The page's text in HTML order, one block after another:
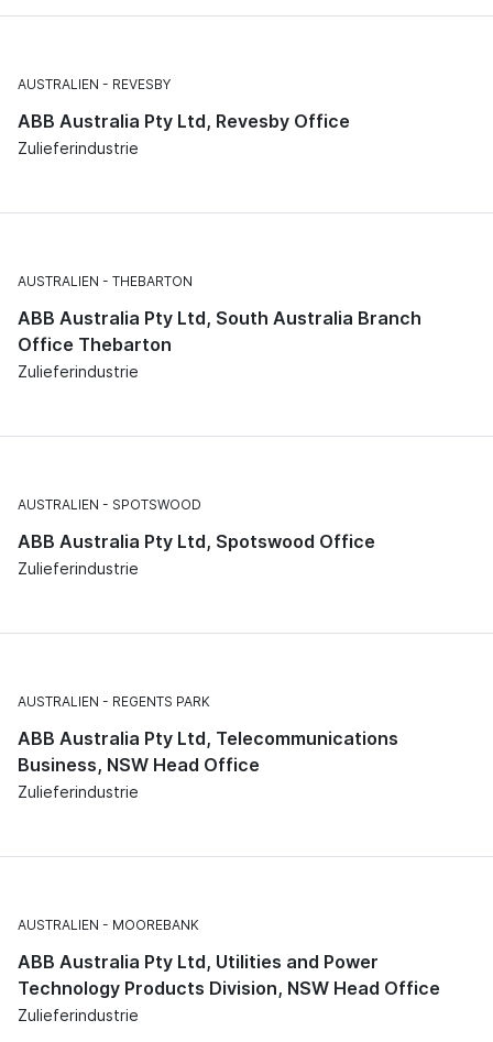
AUSTRALIEN REVESBY
ABB Australia Pty Ltd, Revesby Office
Zulieferindustrie
AUSTRALIEN THEBARTON
ABB Australia Pty Ltd, South Australia Branch
Office Thebarton
Zulieferindustrie
AUSTRALIEN SPOTSWOOD
ABB Australia Pty Ltd, Spotswood Office
Zulieferindustrie
AUSTRALIEN REGENTS PARK
ABB Australia Pty Ltd, Telecommunications
Business, NSW Head Office
Zulieferindustrie
AUSTRALIEN MOOREBANK
ABB Australia Pty Ltd, Utilities and Power
Technology Products Division, NSW Head Office
Zulieferindustrie